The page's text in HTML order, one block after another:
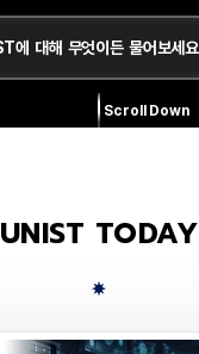
Scroll Down
UNIST TODAY